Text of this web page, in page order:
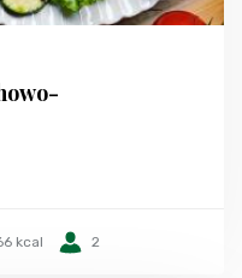
kcal 2